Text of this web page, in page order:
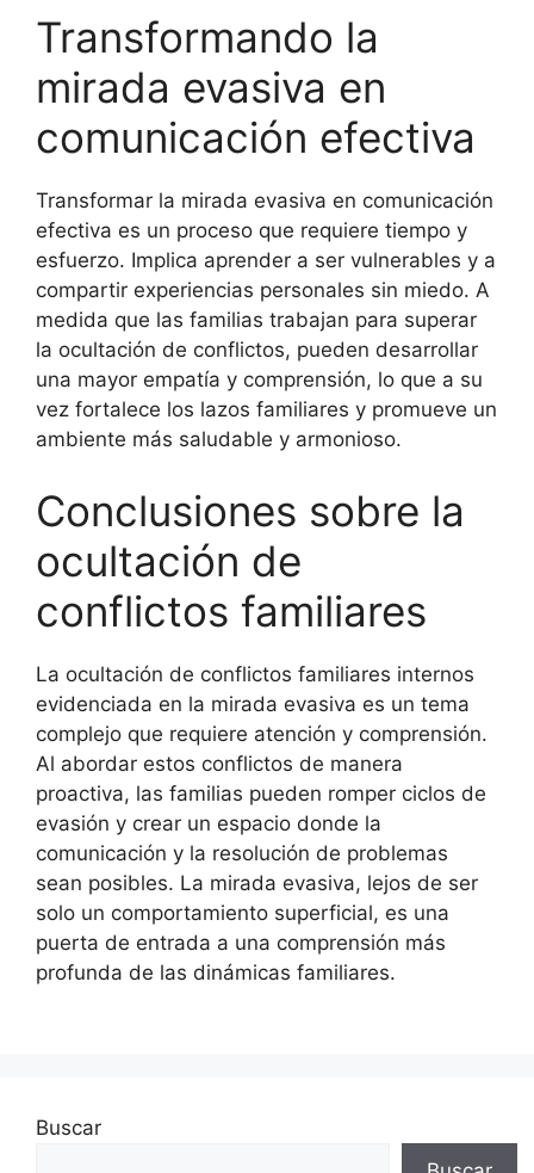
Transformando la
mirada evasiva en
comunicación efectiva
Transformar la mirada evasiva en comunicación
efectiva es un proceso que requiere tiempo y
esfuerzo. Implica aprender a ser vulnerables y a
compartir experiencias personales sin miedo. A
medida que las familias trabajan para superar
la ocultación de conflictos, pueden desarrollar
una mayor empatía y comprensión, lo que a su
vez fortalece los lazos familiares y promueve un
ambiente más saludable y armonioso.
Conclusiones sobre la
ocultación de
conflictos familiares
La ocultación de conflictos familiares internos
evidenciada en la mirada evasiva es un tema
complejo que requiere atención y comprensión.
Al abordar estos conflictos de manera
proactiva, las familias pueden romper ciclos de
evasión y crear un espacio donde la
comunicación y la resolución de problemas
sean posibles. La mirada evasiva, lejos de ser
solo un comportamiento superficial, es una
puerta de entrada a una comprensión más
profunda de las dinámicas familiares.
Buscar